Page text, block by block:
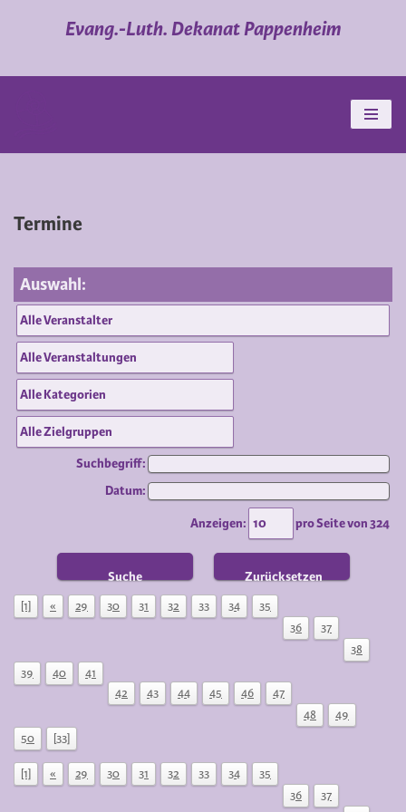
Evang.-Luth. Dekanat Pappenheim
Termine
Auswahl:
Suchbegriff:
Datum:
Anzeigen: pro Seite von324
Suche Zurücksetzen
[1] « 29 30 31 32 33 34
35
36
37
38
39
40
41
42
43 44 45 46
47
48
49
50
[33]
[1] « 29 30 31 32 33 34
35
36
37